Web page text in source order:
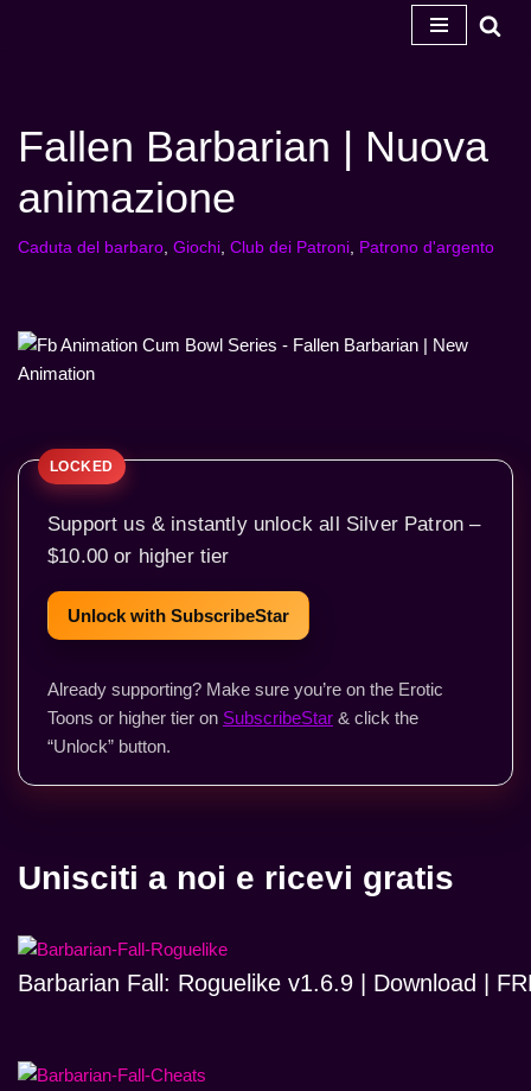
Fallen Barbarian | Nuova
animazione
Caduta del barbaro, Giochi, Club dei Patroni, Patrono d'argento
Support us & instantly unlock all Silver Patron –
$10.00 or higher tier
Unlock with SubscribeStar
Already supporting? Make sure you’re on the Erotic
Toons or higher tier on SubscribeStar & click the
“Unlock” button.
Unisciti a noi e ricevi gratis
Barbarian Fall: Roguelike v1.6.9 | Download |